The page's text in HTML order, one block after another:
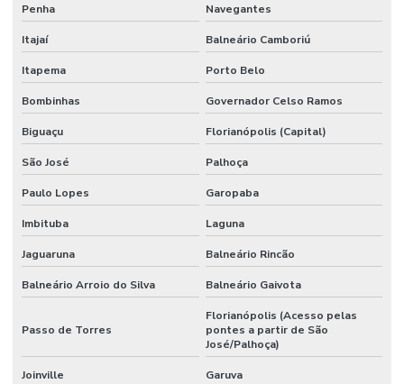
Penha Navegantes
Itajaí Balneário Camboriú
Itapema Porto Belo
Bombinhas Governador Celso Ramos
Biguaçu Florianópolis (Capital)
São José Palhoça
Paulo Lopes Garopaba
Imbituba Laguna
Jaguaruna Balneário Rincão
Balneário Arroio do Silva Balneário Gaivota
Passo de Torres
Florianópolis (Acesso pelas
pontes a partir de São
José/Palhoça)
Joinville Garuva